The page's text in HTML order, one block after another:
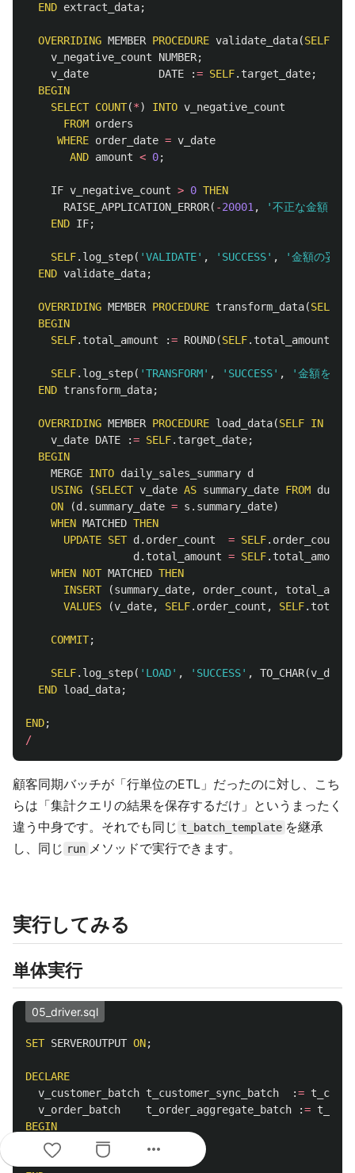
END extract_data;
OVERRIDING MEMBER PROCEDURE validate_data(SELF
v_negative_count
NUMBER;
v_date
DATE := SELF. target_date;
BEGIN
SELECT COUNT(*) INTO v_negative_count
FROM orders
WHERE order_date = v_date
AND amount < 0;
IF v_negative_count > 0 THEN
RAISE_APPLICATION_ERROR( -20001 ,
'不正な金額（マ
END IF;
SELF. log_step( 'VALIDATE' , 'SUCCESS' ,
'金額の妥当
END validate_data;
OVERRIDING MEMBER PROCEDURE transform_data(SELF
BEGIN
SELF. total_amount := ROUND(SELF. total_amount
SELF. log_step( 'TRANSFORM' , 'SUCCESS' ,
'金額を丸
END transform_data;
OVERRIDING MEMBER PROCEDURE load_data(SELF IN
v_date DATE := SELF. target_date;
BEGIN
MERGE INTO daily_sales_summary d
USING
(SELECT v_date AS summary_date FROM dual
ON
(d . summary_date = s . summary_date)
WHEN MATCHED THEN
UPDATE SET d . order_count = SELF. order_count
d . total_amount = SELF. total_amount
WHEN NOT MATCHED THEN
INSERT
(summary_date, order_count ,
VALUES
(v_date, SELF. order_count , SELF.
COMMIT;
SELF. log_step( 'LOAD' , 'SUCCESS' , TO_CHAR(v_date
END load_data;
END;
/
顧客同期バッチが「行単位のETL」だったのに対し、こち
らは「集計クエリの結果を保存するだけ」というまったく
違う中身です。それでも同じ t_batch_template を継承
し、同じ run メソッドで実行できます。
実行してみる
単体実行
05_driver.sql
SET SERVEROUTPUT ON;
DECLARE
v_customer_batch t_customer_sync_batch :=
v_order_batch
t_order_aggregate_batch :=
BEGIN
v_customer_batch
v_order_batch
more_horiz